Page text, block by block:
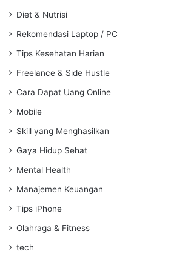
Diet & Nutrisi
Rekomendasi Laptop / PC
Tips Kesehatan Harian
Freelance & Side Hustle
Cara Dapat Uang Online
Mobile
Skill yang Menghasilkan
Gaya Hidup Sehat
Mental Health
Manajemen Keuangan
Tips iPhone
Olahraga & Fitness
tech